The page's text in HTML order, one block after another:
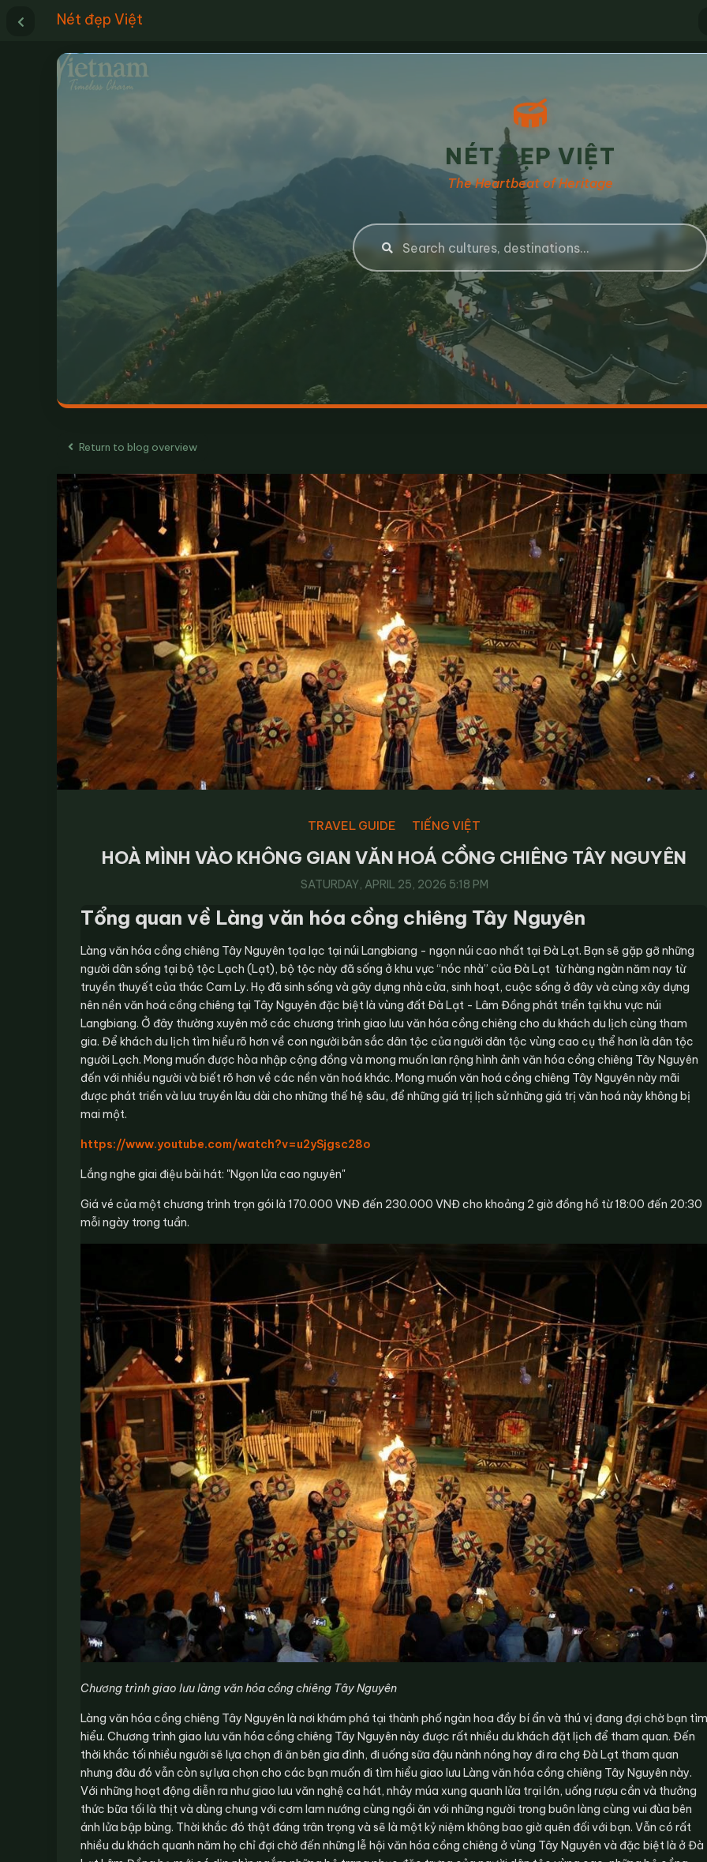
Nét đẹp Việt
NÉT ĐẸP VIỆT
The Heartbeat of Heritage
Return to blog overview
TRAVEL GUIDE TIẾNG VIỆT
HOÀ MÌNH VÀO KHÔNG GIAN VĂN HOÁ CỒNG CHIÊNG TÂY NGUYÊN
SATURDAY, APRIL 25, 2026 5:18 PM
Tổng quan về Làng văn hóa cồng chiêng Tây Nguyên
Làng văn hóa cồng chiêng Tây Nguyên tọa lạc tại núi Langbiang - ngọn núi cao nhất tại Đà Lạt. Bạn sẽ gặp gỡ những
người dân sống tại bộ tộc Lạch (Lạt), bộ tộc này đã sống ở khu vực “nóc nhà” của Đà Lạt từ hàng ngàn năm nay từ
truyền thuyết của thác Cam Ly. Họ đã sinh sống và gây dựng nhà cửa, sinh hoạt, cuộc sống ở đây và cùng xây dựng
nên nền văn hoá cồng chiêng tại Tây Nguyên đặc biệt là vùng đất Đà Lạt - Lâm Đồng phát triển tại khu vực núi
Langbiang. Ở đây thường xuyên mở các chương trình giao lưu văn hóa cồng chiêng cho du khách du lịch cùng tham
gia. Để khách du lịch tìm hiểu rõ hơn về con người bản sắc dân tộc của người dân tộc vùng cao cụ thể hơn là dân tộc
người Lạch. Mong muốn được hòa nhập cộng đồng và mong muốn lan rộng hình ảnh văn hóa cồng chiêng Tây Nguyên
đến với nhiều người và biết rõ hơn về các nền văn hoá khác. Mong muốn văn hoá cồng chiêng Tây Nguyên này mãi
được phát triển và lưu truyền lâu dài cho những thế hệ sâu, để những giá trị lịch sử những giá trị văn hoá này không bị
mai một.
https://www.youtube.com/watch?v=u2ySjgsc28o
Lắng nghe giai điệu bài hát: "Ngọn lửa cao nguyên"
Giá vé của một chương trình trọn gói là 170.000 VNĐ đến 230.000 VNĐ cho khoảng 2 giờ đồng hồ từ 18:00 đến 20:30
mỗi ngày trong tuần.
Chương trình giao lưu làng văn hóa cồng chiêng Tây Nguyên
Làng văn hóa cồng chiêng Tây Nguyên là nơi khám phá tại thành phố ngàn hoa đầy bí ẩn và thú vị đang đợi chờ bạn tìm
hiểu. Chương trình giao lưu văn hóa cồng chiêng Tây Nguyên này được rất nhiều du khách đặt lịch để tham quan. Đến
thời khắc tối nhiều người sẽ lựa chọn đi ăn bên gia đình, đi uống sữa đậu nành nóng hay đi ra chợ Đà Lạt tham quan
nhưng đâu đó vẫn còn sự lựa chọn cho các bạn muốn đi tìm hiểu giao lưu Làng văn hóa cồng chiêng Tây Nguyên này.
Với những hoạt động diễn ra như giao lưu văn nghệ ca hát, nhảy múa xung quanh lửa trại lớn, uống rượu cần và thưởng
thức bữa tối là thịt và dùng chung với cơm lam nướng cùng ngồi ăn với những người trong buôn làng cùng vui đùa bên
ánh lửa bập bùng. Thời khắc đó thật đáng trân trọng và sẽ là một kỷ niệm không bao giờ quên đối với bạn. Vẫn có rất
nhiều du khách quanh năm họ chỉ đợi chờ đến những lễ hội văn hóa cồng chiêng ở vùng Tây Nguyên và đặc biệt là ở Đà